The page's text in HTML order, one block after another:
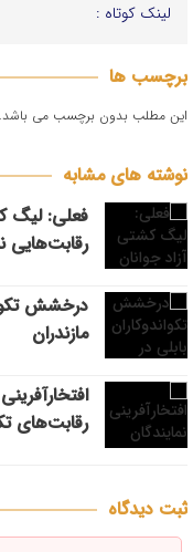
لینک کوتاه :
برچسب ها
این مطلب بدون برچسب می باشد.
نوشته های مشابه
فعلی: لیگ
رقابت‌هایی
درخشش
مازندران
رقابت‌های
ثبت دیدگاه